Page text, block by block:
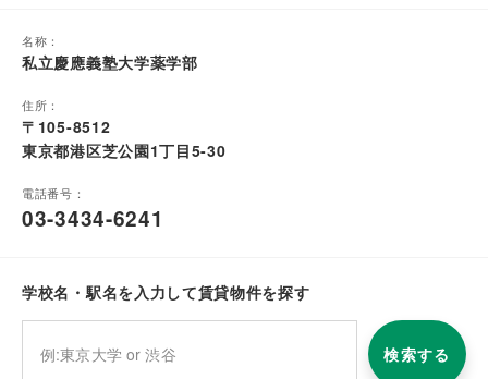
名称：
私立慶應義塾大学薬学部
住所：
〒105-8512
東京都港区芝公園1丁目5-30
電話番号：
03-3434-6241
学校名・駅名を入力して賃貸物件を探す
検索する